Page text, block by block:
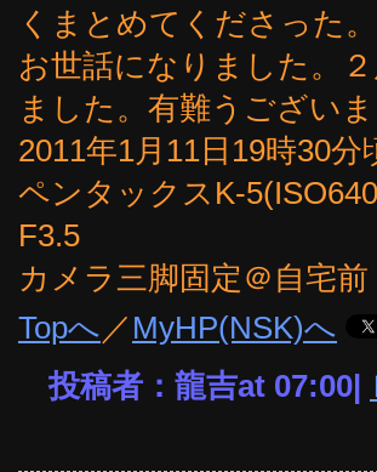
くまとめてくださった。
お世話になりました。
ました。有難うございま
2011年1月11日19時30分
ペンタックスK-
F3.5
カメラ三脚固定＠自宅前
Topへ／ MyHP(NSK)へ
投稿者：龍吉at 07:00|